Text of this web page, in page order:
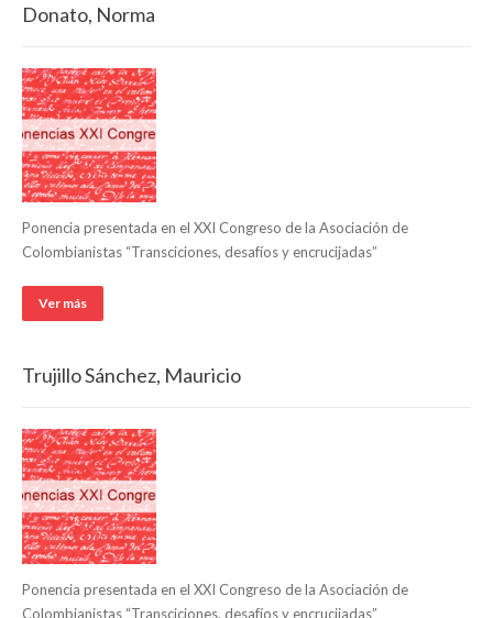
Donato, Norma
Ponencia presentada en el XXI Congreso de la Asociación de
Colombianistas “Transciciones, desafíos y encrucijadas”
Ver más
Trujillo Sánchez, Mauricio
Ponencia presentada en el XXI Congreso de la Asociación de
Colombianistas “Transciciones, desafíos y encrucijadas”